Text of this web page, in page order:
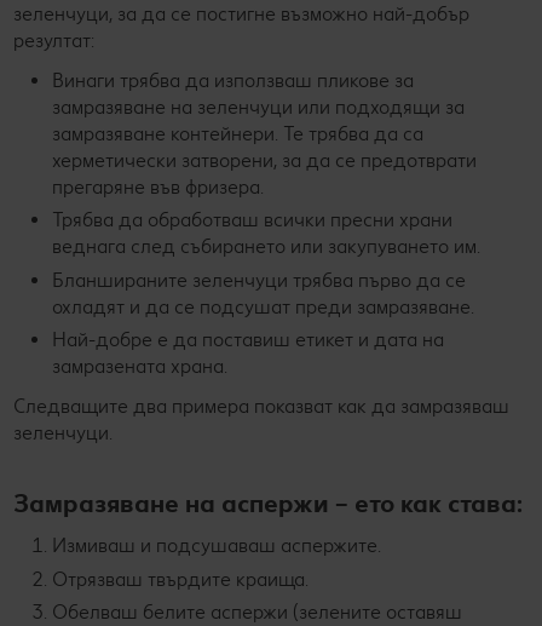
зеленчуци, за да се постигне възможно най-добър
резултат:
Винаги трябва да използваш пликове за
замразяване на зеленчуци или подходящи за
замразяване контейнери. Те трябва да са
херметически затворени, за да се предотврати
прегаряне във фризера.
Трябва да обработваш всички пресни храни
веднага след събирането или закупуването им.
Бланшираните зеленчуци трябва първо да се
охладят и да се подсушат преди замразяване.
Най-добре е да поставиш етикет и дата на
замразената храна.
Следващите два примера показват как да замразяваш
зеленчуци.
Замразяване на аспержи – ето как става:
Измиваш и подсушаваш аспержите.
Отрязваш твърдите краища.
Обелваш белите аспержи (зелените оставяш